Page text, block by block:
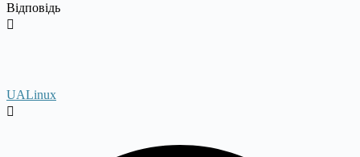
Відповідь
UALinux